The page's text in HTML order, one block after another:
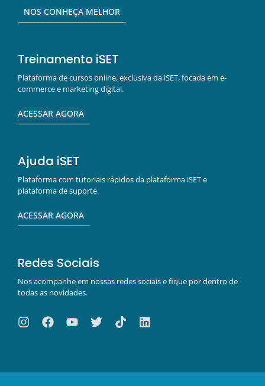
NOS CONHEÇA MELHOR
Treinamento iSET
Plataforma de cursos online, exclusiva da iSET, focada em e-
commerce e marketing digital.
ACESSAR AGORA
Ajuda iSET
Plataforma com tutoriais rápidos da plataforma iSET e
plataforma de suporte.
ACESSAR AGORA
Redes Sociais
Nos acompanhe em nossas redes sociais e fique por dentro de
todas as novidades.